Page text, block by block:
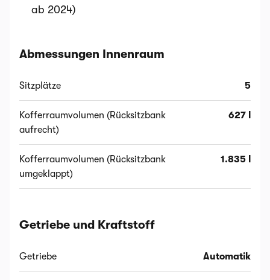
ab 2024)
Abmessungen Innenraum
Sitzplätze 5
Kofferraumvolumen (Rücksitzbank
aufrecht)
627 l
Kofferraumvolumen (Rücksitzbank
umgeklappt)
1.835 l
Getriebe und Kraftstoff
Getriebe Automatik